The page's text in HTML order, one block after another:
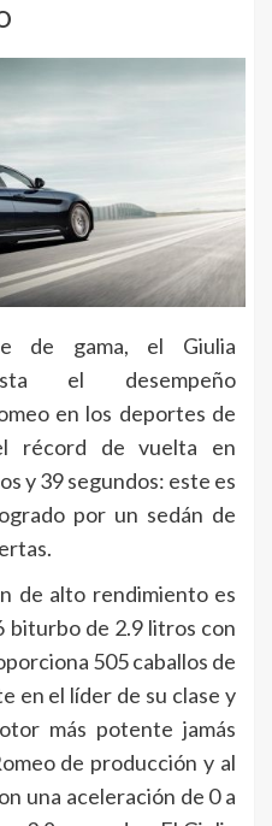
de gama, el Giulia
el desempeño
en los deportes de
récord de vuelta en
y 39 segundos: este es
por un sedán de
de alto rendimiento es
biturbo de 2.9 litros con
505 caballos de
en el líder de su clase y
más potente jamás
de producción y al
una aceleración de 0 a